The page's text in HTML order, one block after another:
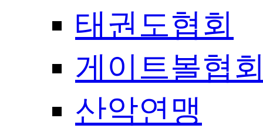
태권도협회
게이트볼협
산악연맹